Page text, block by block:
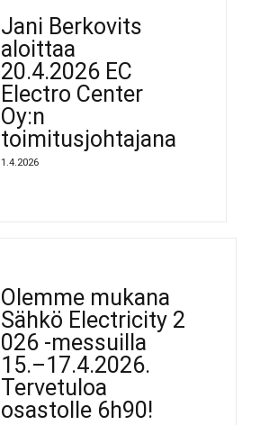
Jani Berkovits
aloittaa
20.4.2026 EC
Electro Center
Oy:n
toimitusjohtajana
1.4.2026
Olemme mukana
Sähkö Electricity 2
026 -messuilla
15.–17.4.2026.
Tervetuloa
osastolle 6h90!